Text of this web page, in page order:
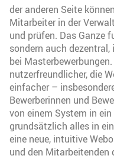
der anderen Seite
Mitarbeiter in der
und prüfen. Das Ganze
sondern auch
bei
nutzerfreundlicher, die
einfacher –
Bewerberinnen und
von einem System in
grundsätzlich alles in
eine neue, intuitive
und den Mitarbeitenden